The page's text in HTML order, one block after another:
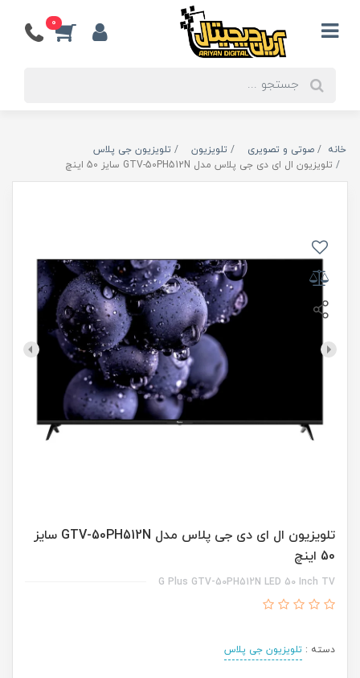
0
خانه صوتی و تصویری تلویزیون
تلویزیون جی پلاس
تلویزیون ال ای دی جی پلاس مدل GTV-50PH512N سایز 50 اینچ
تلویزیون ال ای دی جی پلاس مدل GTV-50PH512N سایز
50 اینچ
G Plus GTV-50PH512N LED 50 Inch TV
دسته : تلویزیون جی پلاس